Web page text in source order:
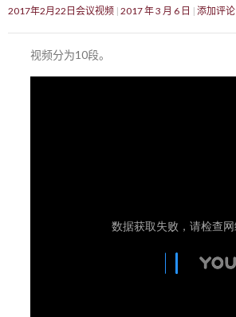
2017年2月22日会议视频 2017 年 3 月 6 日 添加评论
视频分为10段。